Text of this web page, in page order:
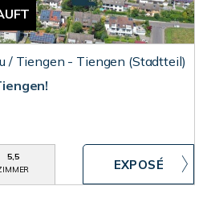
/ Tiengen - Tiengen (Stadtteil)
5,5